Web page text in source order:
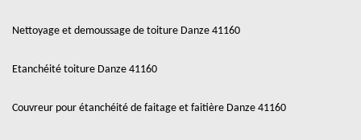
Nettoyage et demoussage de toiture Danze 41160
Etanchéité toiture Danze 41160
Couvreur pour étanchéité de faitage et faitière Danze 41160